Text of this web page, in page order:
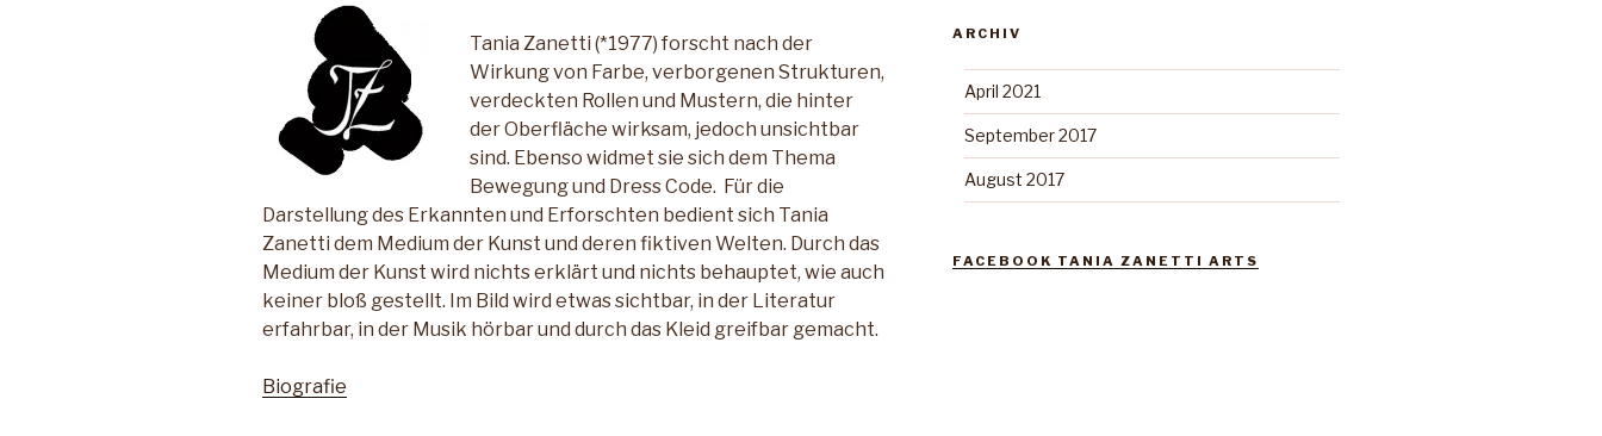
Tania Zanetti (*1977) forscht nach der
Wirkung von Farbe, verborgenen Strukturen,
verdeckten Rollen und Mustern, die hinter
der Oberfläche wirksam, jedoch unsichtbar
sind. Ebenso widmet sie sich dem Thema
Bewegung und Dress Code. Für die
Darstellung des Erkannten und Erforschten bedient sich Tania
Zanetti dem Medium der Kunst und deren fiktiven Welten. Durch das
Medium der Kunst wird nichts erklärt und nichts behauptet, wie auch
keiner bloß gestellt. Im Bild wird etwas sichtbar, in der Literatur
erfahrbar, in der Musik hörbar und durch das Kleid greifbar gemacht.
Biografie
ARCHIV
April 2021
September 2017
August 2017
FACEBOOK TANIA ZANETTI ARTS